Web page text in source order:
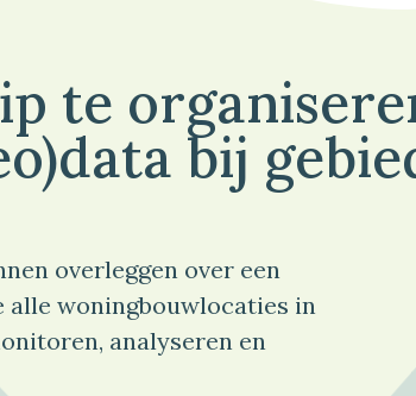
te
bij
overleggen over een
alle woningbouwlocaties in
analyseren en